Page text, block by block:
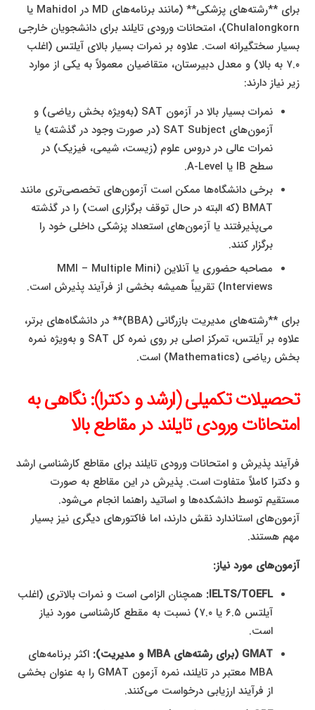
برای **رشته‌های پزشکی** (مانند برنامه‌های MD در Mahidol یا
Chulalongkorn)، امتحانات ورودی تایلند برای دانشجویان خارجی
بسیار سختگیرانه است. علاوه بر نمرات بسیار بالای آیلتس (اغلب
۷.۰ به بالا) و معدل دبیرستان، متقاضیان معمولاً به یکی از موارد
زیر نیاز دارند:
نمرات بسیار بالا در آزمون SAT (به‌ویژه بخش ریاضی) و
آزمون‌های SAT Subject (در صورت وجود در گذشته) یا
نمرات عالی در دروس علوم (زیست، شیمی، فیزیک) در
سطح IB یا A-Level.
برخی دانشگاه‌ها ممکن است آزمون‌های تخصصی‌تری مانند
BMAT (که البته در حال توقف برگزاری است) را در گذشته
می‌پذیرفتند یا آزمون‌های استعداد پزشکی داخلی خود را
برگزار کنند.
مصاحبه حضوری یا آنلاین (MMI – Multiple Mini
Interviews) تقریباً همیشه بخشی از فرآیند پذیرش است.
برای **رشته‌های مدیریت بازرگانی (BBA)** در دانشگاه‌های برتر،
علاوه بر آیلتس، تمرکز اصلی بر روی نمره کل SAT و به‌ویژه نمره
بخش ریاضی (Mathematics) است.
تحصیلات تکمیلی (ارشد و دکترا): نگاهی به
امتحانات ورودی تایلند در مقاطع بالا
فرآیند پذیرش و امتحانات ورودی تایلند برای مقاطع کارشناسی ارشد
و دکترا کاملاً متفاوت است. پذیرش در این مقاطع به صورت
مستقیم توسط دانشکده‌ها و اساتید راهنما انجام می‌شود.
آزمون‌های استاندارد نقش دارند، اما فاکتورهای دیگری نیز بسیار
مهم هستند.
آزمون‌های مورد نیاز:
IELTS/TOEFL: همچنان الزامی است و نمرات بالاتری (اغلب
آیلتس ۶.۵ یا ۷.۰) نسبت به مقطع کارشناسی مورد نیاز
است.
GMAT (برای رشته‌های MBA و مدیریت):
اکثر برنامه‌های
MBA معتبر در تایلند، نمره آزمون GMAT را به عنوان بخشی
از فرآیند ارزیابی درخواست می‌کنند.